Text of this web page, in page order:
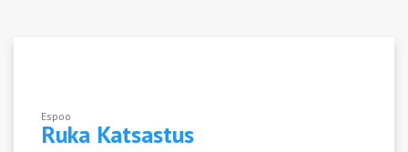
Espoo
Ruka Katsastus